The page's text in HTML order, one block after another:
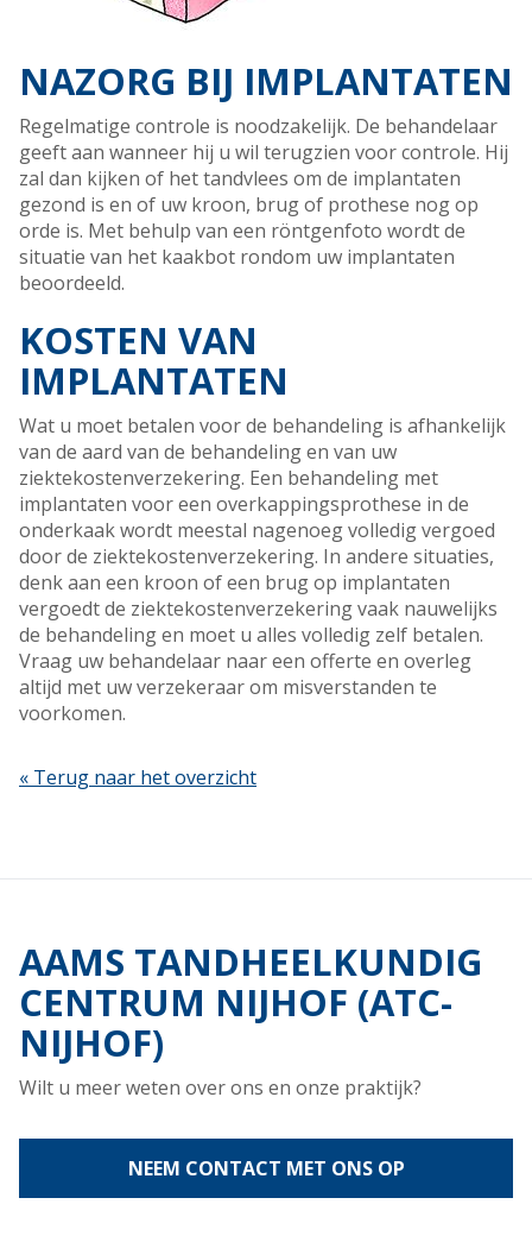
NAZORG BIJ IMPLANTATEN
Regelmatige controle is noodzakelijk. De behandelaar
geeft aan wanneer hij u wil terugzien voor controle. Hij
zal dan kijken of het tandvlees om de implantaten
gezond is en of uw kroon, brug of prothese nog op
orde is. Met behulp van een röntgenfoto wordt de
situatie van het kaakbot rondom uw implantaten
beoordeeld.
KOSTEN VAN
IMPLANTATEN
Wat u moet betalen voor de behandeling is afhankelijk
van de aard van de behandeling en van uw
ziektekostenverzekering. Een behandeling met
implantaten voor een overkappingsprothese in de
onderkaak wordt meestal nagenoeg volledig vergoed
door de ziektekostenverzekering. In andere situaties,
denk aan een kroon of een brug op implantaten
vergoedt de ziektekostenverzekering vaak nauwelijks
de behandeling en moet u alles volledig zelf betalen.
Vraag uw behandelaar naar een offerte en overleg
altijd met uw verzekeraar om misverstanden te
voorkomen.
« Terug naar het overzicht
AAMS TANDHEELKUNDIG
CENTRUM NIJHOF (ATC-
NIJHOF)
Wilt u meer weten over ons en onze praktijk?
NEEM CONTACT MET ONS OP